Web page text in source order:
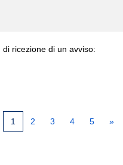
ricezione di un avviso:
1 2 3 4 5 »